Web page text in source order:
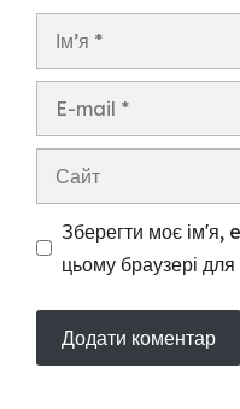
Зберегти моє ім'я,
цьому браузері